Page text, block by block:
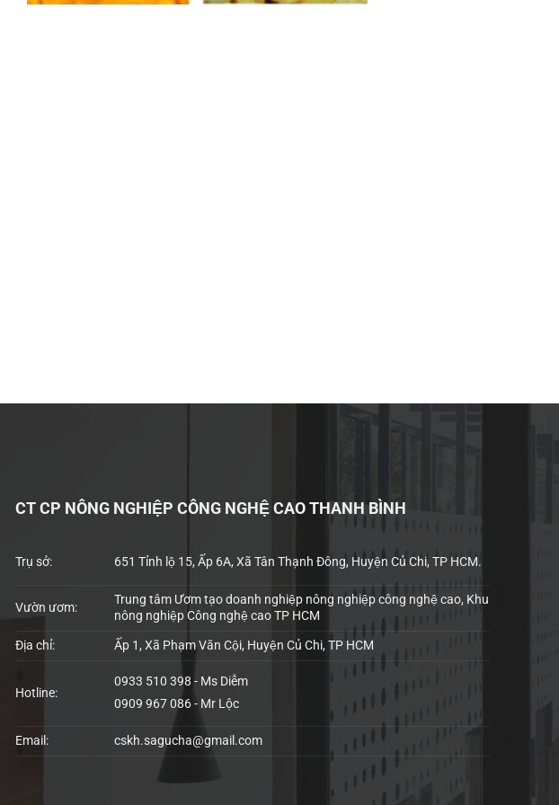
CT CP NÔNG NGHIỆP CÔNG NGHỆ CAO THANH BÌNH
Trụ sở: 651 Tỉnh lộ 15, Ấp 6A, Xã Tân Thạnh Đông, Huyện Củ Chi, TP HCM.
Vườn ươm:
Trung tâm Ươm tạo doanh nghiệp nông nghiệp công nghệ cao, Khu
nông nghiệp Công nghệ cao TP HCM
Địa chỉ: Ấp 1, Xã Phạm Văn Cội, Huyện Củ Chi, TP HCM
Hotline:
0933 510 398 - Ms Diễm
0909 967 086 - Mr Lộc
Email: cskh.sagucha@gmail.com